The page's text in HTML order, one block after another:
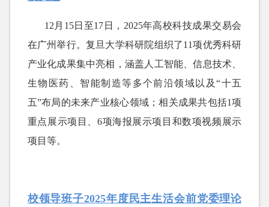
12月15日至17日，2025年高校科技成果交易会
在广州举行。复旦大学科研院组织了11项优秀科研
产业化成果集中亮相，涵盖人工智能、信息技术、
生物医药、智能制造等多个前沿领域以及“十五
五”布局的未来产业核心领域；相关成果共包括1项
重点展示项目、6项海报展示项目和数项视频展示
项目等。
校领导班子2025年度民主生活会前党委理论